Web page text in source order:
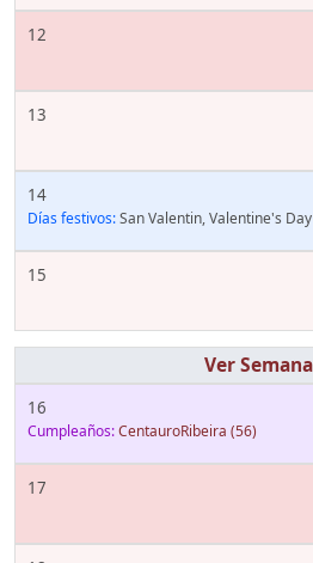
12
13
14
Días festivos:San Valentin, Valentine's Day
15
16
Cumpleaños:CentauroRibeira (56)
17